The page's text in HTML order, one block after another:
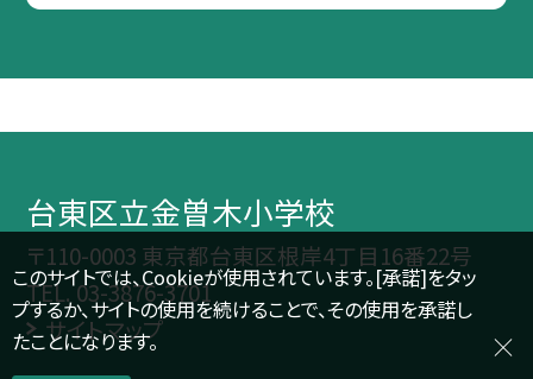
台東区立金曽木小学校
〒110-0003 東京都台東区根岸4丁目16番22号
TEL.03-3876-3701
サイトマップ
このサイトでは、Cookieが使用されています。[承諾]をタッ
プするか、サイトの使用を続けることで、その使用を承諾し
たことになります。